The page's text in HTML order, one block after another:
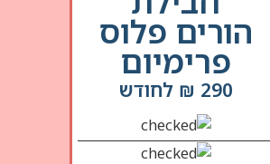
הורים פלוס
פרימיום
290 ₪ לחודש